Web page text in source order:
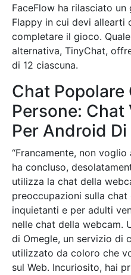
FaceFlow ha rilasciato
Flappy in cui devi allearti
completare il gioco.
alternativa, TinyChat,
di 12 ciascuna.
Chat Popolare
Persone:
Per Android Di
“Francamente, non
ha concluso,
utilizza la chat della
preoccupazioni sulla
inquietanti e per adulti
nelle chat della webcam.
di Omegle, un servizio di
utilizzato da coloro che
sul Web. Incuriosito, hai